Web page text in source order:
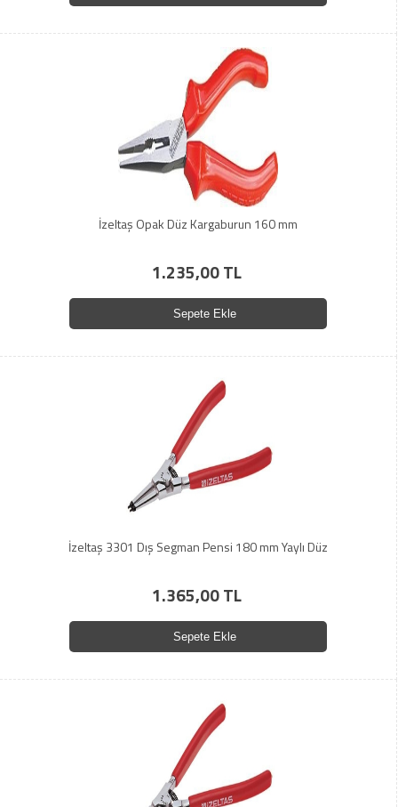
İzeltaş Opak Düz Kargaburun 160 mm
1.235,00 TL
Sepete Ekle
İzeltaş 3301 Dış Segman Pensi 180 mm Yaylı Düz
1.365,00 TL
Sepete Ekle